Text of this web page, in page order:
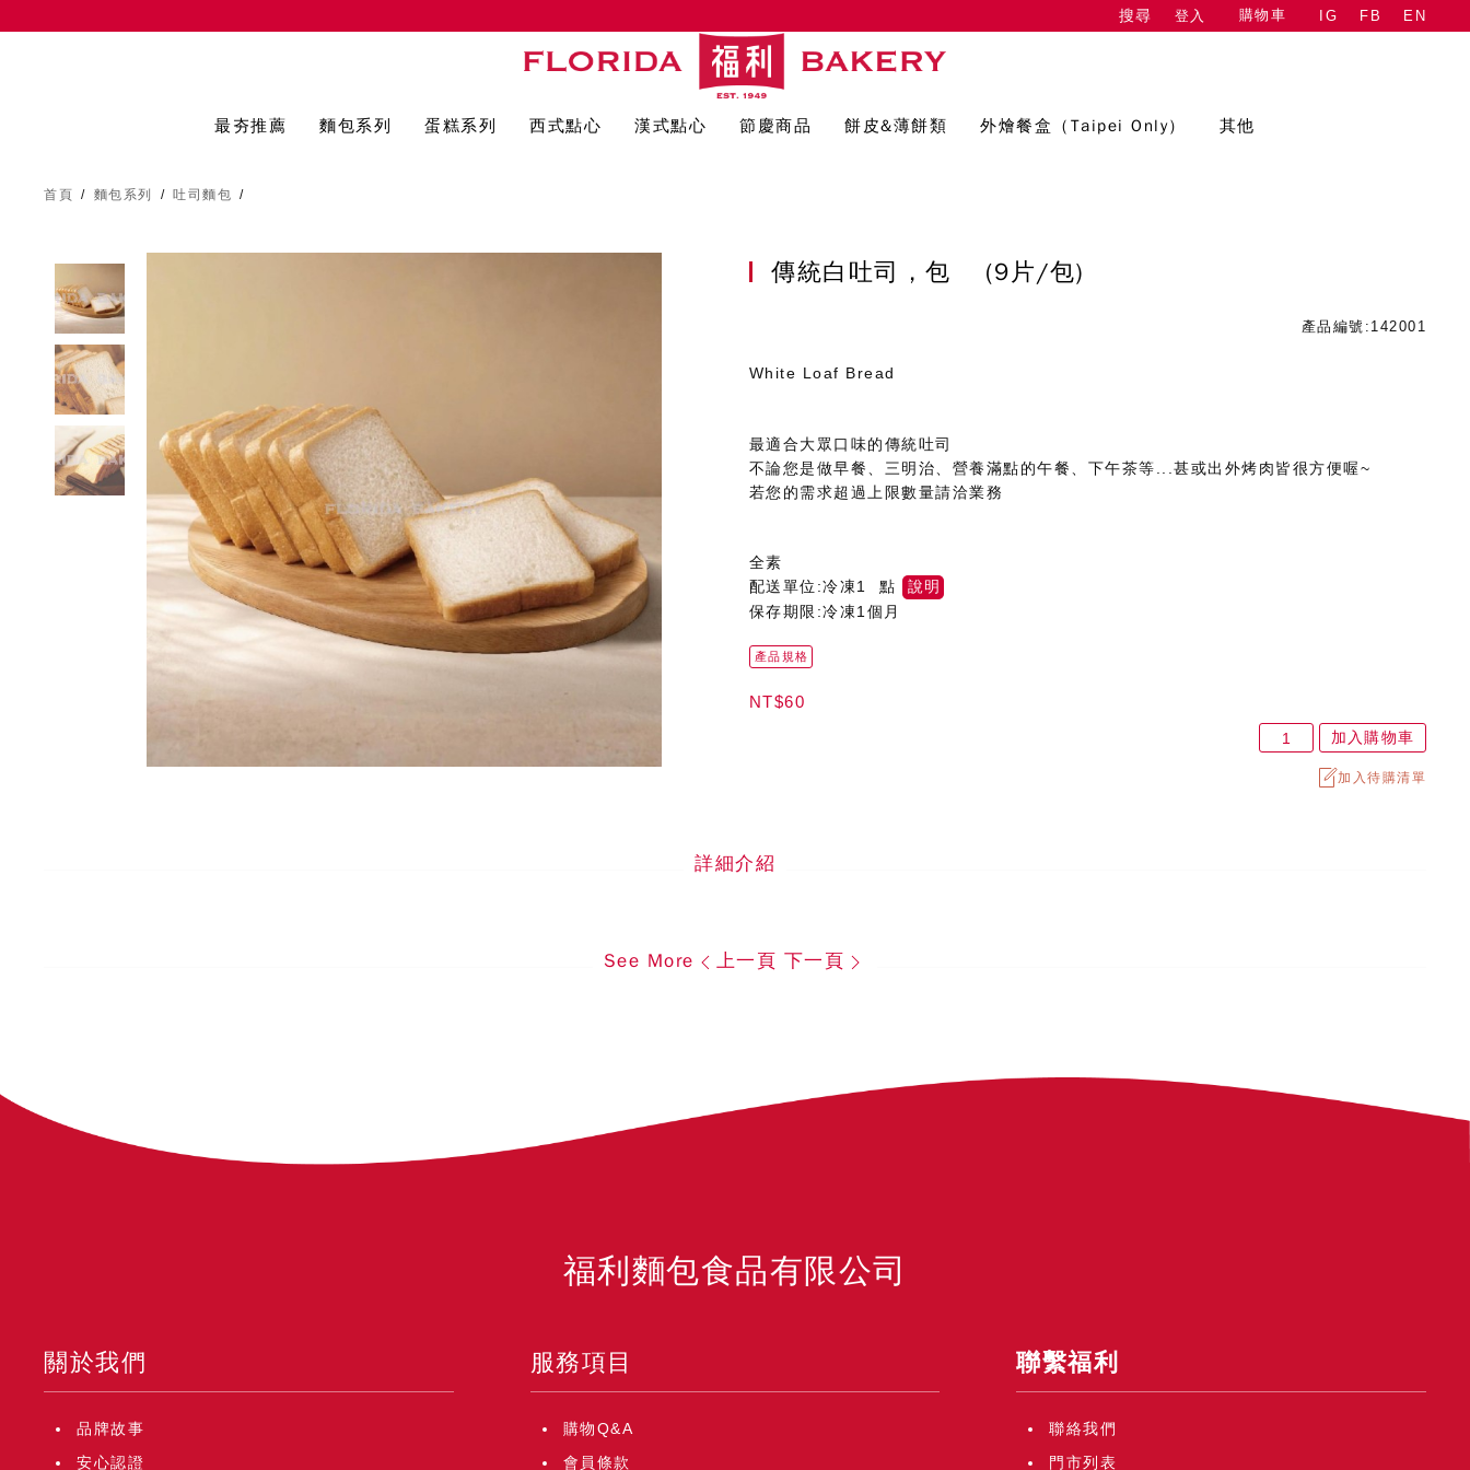
搜尋 登入 購物車 IG FB EN
最夯推薦 麵包系列 蛋糕系列 西式點心 漢式點心 節慶商品 餅皮&薄餅類 外燴餐盒（Taipei Only） 其他
首頁 / 麵包系列 / 吐司麵包 /
傳統白吐司，包 (9片/包)
產品編號:142001
White Loaf Bread
最適合大眾口味的傳統吐司
不論您是做早餐、三明治、營養滿點的午餐、下午茶等...甚或出外烤肉皆很方便喔~
若您的需求超過上限數量請洽業務
全素
配送單位:冷凍1 點
說明
保存期限:冷凍1個月
產品規格
NT$60
加入購物車
加入待購清單
詳細介紹
See More 上一頁 下一頁
福利麵包食品有限公司
關於我們
品牌故事
安心認證
服務項目
購物Q&A
會員條款
聯繫福利
聯絡我們
門市列表